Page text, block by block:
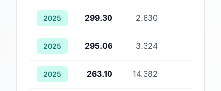
2025 299.30 2.630
2025 295.06 3.324
2025 263.10 14.382